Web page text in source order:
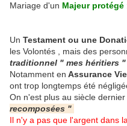
Mariage d'un Majeur protégé
Un Testament ou une
les Volontés , mais des
traditionnel " mes héritiers "
Notamment en Assurance
ont trop longtemps été
On n'est plus au siècle
recomposées "
Il n'y a pas que l'argent dans